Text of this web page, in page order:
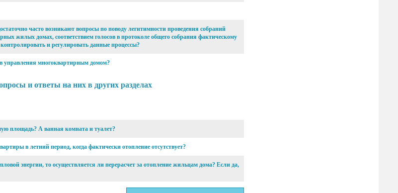
часто возникают вопросы по поводу легитимности проведения собраний
жилых домах, соответствием голосов в протоколе общего собрания фактическому
и регулировать данные процессы?
управления многоквартирным домом?
и ответы на них в других разделах
площадь? А ванная комната и туалет?
в летний период, когда фактически отопление отсутствует?
энергии, то осуществляется ли перерасчет за отопление жильцам дома? Если да,